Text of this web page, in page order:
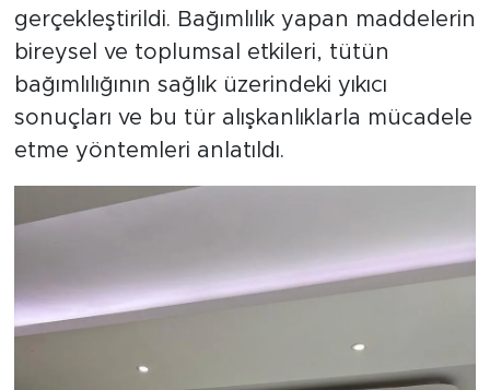
gerçekleştirildi. Bağımlılık yapan maddelerin
bireysel ve toplumsal etkileri, tütün
bağımlılığının sağlık üzerindeki yıkıcı
sonuçları ve bu tür alışkanlıklarla mücadele
etme yöntemleri anlatıldı.